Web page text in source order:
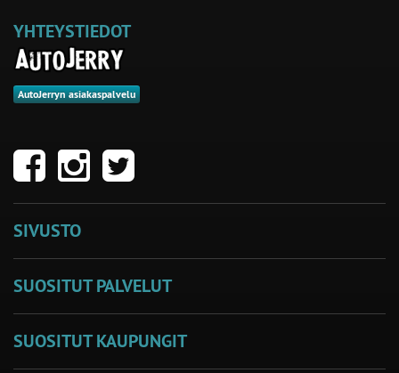
YHTEYSTIEDOT
AutoJerryn asiakaspalvelu
SIVUSTO
SUOSITUT PALVELUT
SUOSITUT KAUPUNGIT